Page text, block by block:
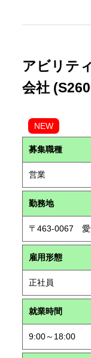
アビリテ
会社
NEW
募集職種
営業
勤務地
〒463-0067 愛
雇用形態
正社員
就業時間
9:00～18:00